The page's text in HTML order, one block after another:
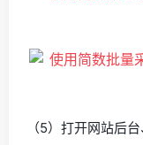
（5）打开网站后